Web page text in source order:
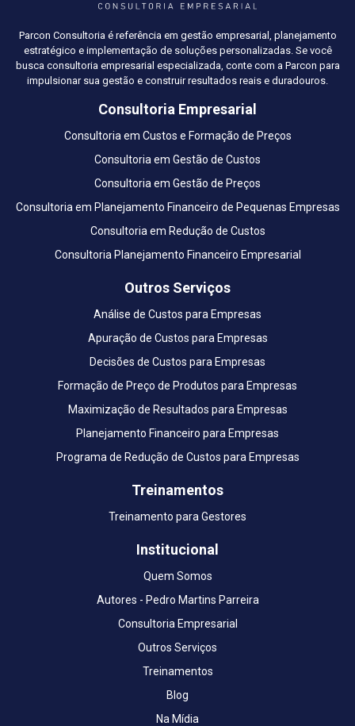
Parcon Consultoria é referência em gestão empresarial, planejamento
estratégico e implementação de soluções personalizadas. Se você
busca consultoria empresarial especializada, conte com a Parcon para
impulsionar sua gestão e construir resultados reais e duradouros.
Consultoria Empresarial
Consultoria em Custos e Formação de Preços
Consultoria em Gestão de Custos
Consultoria em Gestão de Preços
Consultoria em Planejamento Financeiro de Pequenas Empresas
Consultoria em Redução de Custos
Consultoria Planejamento Financeiro Empresarial
Outros Serviços
Análise de Custos para Empresas
Apuração de Custos para Empresas
Decisões de Custos para Empresas
Formação de Preço de Produtos para Empresas
Maximização de Resultados para Empresas
Planejamento Financeiro para Empresas
Programa de Redução de Custos para Empresas
Treinamentos
Treinamento para Gestores
Institucional
Quem Somos
Autores - Pedro Martins Parreira
Consultoria Empresarial
Outros Serviços
Treinamentos
Blog
Na Mídia